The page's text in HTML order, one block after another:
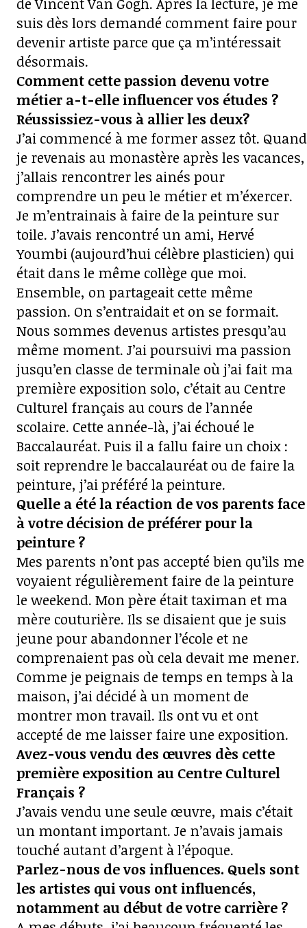
suis dès lors demandé comment faire pour
devenir artiste parce que ça m’intéressait
désormais.
Comment cette passion devenu votre
métier a-t-elle influencer vos études ?
Réussissiez-vous à allier les deux?
J’ai commencé à me former assez tôt. Quand
je revenais au monastère après les vacances,
j’allais rencontrer les ainés pour
comprendre un peu le métier et m’éxercer.
Je m’entrainais à faire de la peinture sur
toile. J’avais rencontré un ami, Hervé
Youmbi (aujourd’hui célèbre plasticien) qui
était dans le même collège que moi.
Ensemble, on partageait cette même
passion. On s’entraidait et on se formait.
Nous sommes devenus artistes presqu’au
même moment. J’ai poursuivi ma passion
jusqu’en classe de terminale où j’ai fait ma
première exposition solo, c’était au Centre
Culturel français au cours de l’année
scolaire. Cette année-là, j’ai échoué le
Baccalauréat. Puis il a fallu faire un choix :
soit reprendre le baccalauréat ou de faire la
peinture, j’ai préféré la peinture.
Quelle a été la réaction de vos parents face
à votre décision de préférer pour la
peinture ?
Mes parents n’ont pas accepté bien qu’ils me
voyaient régulièrement faire de la peinture
le weekend. Mon père était taximan et ma
mère couturière. Ils se disaient que je suis
jeune pour abandonner l’école et ne
comprenaient pas où cela devait me mener.
Comme je peignais de temps en temps à la
maison, j’ai décidé à un moment de
montrer mon travail. Ils ont vu et ont
accepté de me laisser faire une exposition.
Avez-vous vendu des œuvres dès cette
première exposition au Centre Culturel
Français ?
J’avais vendu une seule œuvre, mais c’était
un montant important. Je n’avais jamais
touché autant d’argent à l’époque.
Parlez-nous de vos influences. Quels sont
les artistes qui vous ont influencés,
notamment au début de votre carrière ?